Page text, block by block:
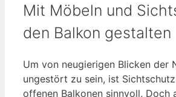
Mit Möbeln und
den Balkon gestalten
Um von neugierigen Blicken der
ungestört zu sein, ist
offenen Balkonen sinnvoll. Doch